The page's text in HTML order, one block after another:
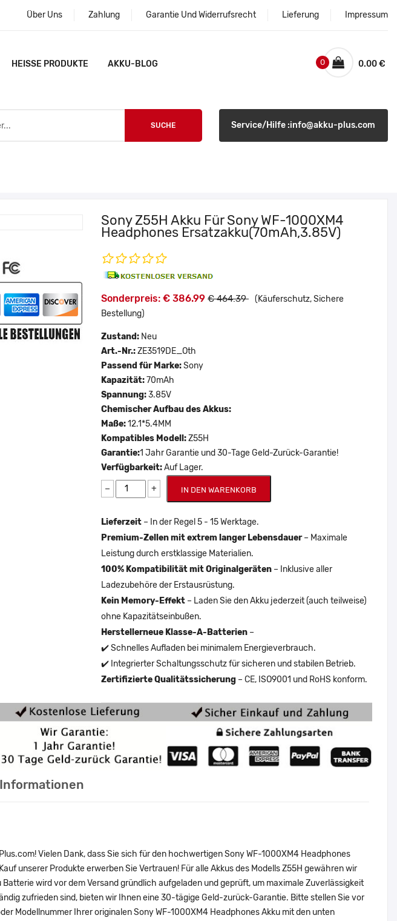
Über Uns Zahlung Garantie Und Widerrufsrecht Lieferung Impressum
HEISSE PRODUKTE AKKU-BLOG 0.00 €
0
SUCHE Service/Hilfe :info@akku-plus.com
Sony Z55H Akku Für Sony WF-1000XM4
Headphones Ersatzakku(70mAh,3.85V)
Sonderpreis: € 386.99 € 464.39 (Käuferschutz, Sichere
Bestellung)
Zustand: Neu
Art.-Nr.:ZE3519DE_Oth
Passend für Marke:Sony
Kapazität:70mAh
Spannung:3.85V
Chemischer Aufbau des Akkus:
Maße:12.1*5.4MM
Kompatibles Modell:Z55H
Garantie:1 Jahr Garantie und 30-Tage Geld-Zurück-Garantie!
Verfügbarkeit:Auf Lager.
− + IN DEN WARENKORB
Lieferzeit – In der Regel 5 - 15 Werktage.
Premium-Zellen mit extrem langer Lebensdauer– Maximale
Leistung durch erstklassige Materialien.
100% Kompatibilität mit Originalgeräten – Inklusive aller
Ladezubehöre der Erstausrüstung.
Kein Memory-Effekt – Laden Sie den Akku jederzeit (auch teilweise)
ohne Kapazitätseinbußen.
Herstellerneue Klasse-A-Batterien –
✔️ Schnelles Aufladen bei minimalem Energieverbrauch.
✔️ Integrierter Schaltungsschutz für sicheren und stabilen Betrieb.
Zertifizierte Qualitätssicherung – CE, ISO9001 und RoHS konform.
Vielen Dank, dass Sie sich für den hochwertigen Sony WF-1000XM4 Headphones
unserer Produkte erwerben Sie Vertrauen! Für alle Akkus des Modells Z55H gewähren wir
wird vor dem Versand gründlich aufgeladen und geprüft, um maximale Zuverlässigkeit
zufrieden sind, bieten wir Ihnen eine 30-tägige Geld-zurück-Garantie. Bitte stellen Sie vor
Modellnummer Ihrer originalen Sony WF-1000XM4 Headphones Akku mit den unten